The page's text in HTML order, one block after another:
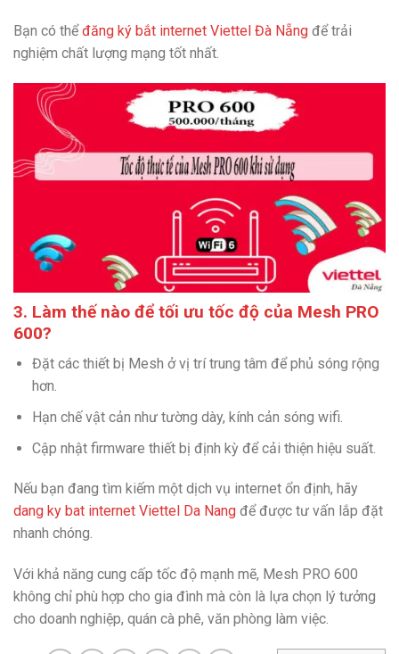
Bạn có thểđăng ký bắt internet Viettel Đà Nẵng để trải
nghiệm chất lượng mạng tốt nhất.
3. Làm thế nào để tối ưu tốc độ của Mesh PRO
600?
Đặt các thiết bị Mesh ở vị trí trung tâm để phủ sóng rộng
hơn.
Hạn chế vật cản như tường dày, kính cản sóng wifi.
Cập nhật firmware thiết bị định kỳ để cải thiện hiệu suất.
Nếu bạn đang tìm kiếm một dịch vụ internet ổn định, hãy
dang ky bat internet Viettel Da Nang để được tư vấn lắp đặt
nhanh chóng.
Với khả năng cung cấp tốc độ mạnh mẽ, Mesh PRO 600
không chỉ phù hợp cho gia đình mà còn là lựa chọn lý tưởng
cho doanh nghiệp, quán cà phê, văn phòng làm việc.